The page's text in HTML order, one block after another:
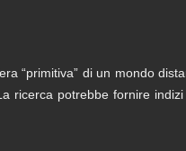
“primitiva” di un mondo
ricerca potrebbe fornire